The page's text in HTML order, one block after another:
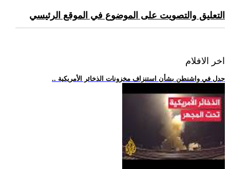
التعليق والتصويت على الموضوع في الموقع الرئيسي
اخر الافلام
.. جدل في واشنطن بشأن استنزاف مخزونات الذخائر الأمريكية